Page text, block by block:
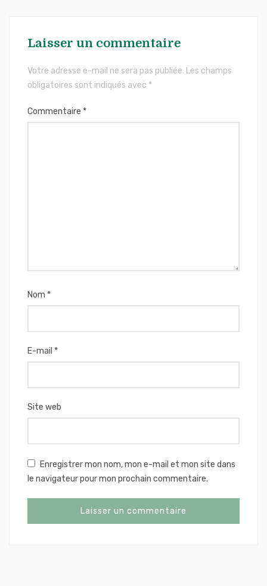
Laisser un commentaire
Votre adresse e-mail ne sera pas publiée. Les champs
obligatoires sont indiqués avec *
Commentaire *
Nom *
E-mail *
Site web
Enregistrer mon nom, mon e-mail et mon site dans
le navigateur pour mon prochain commentaire.